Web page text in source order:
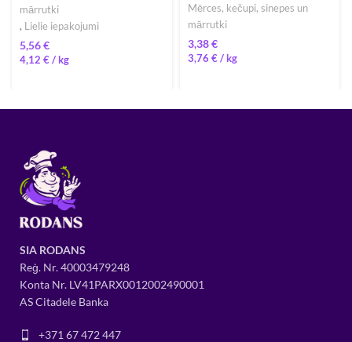
mārrutki
, Lielie iepakojumi
€
4,12 €/
Mērces, kečupi, sinepes un
mārrutki
€
3,76 € /
SIA RODANS
Reģ. Nr.40003479248
Konta Nr. LV41PARX0012002490001
AS Citadele Banka
+371 67 472 447